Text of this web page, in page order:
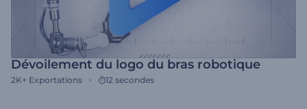
Dévoilement du logo du bras robotique
2K+ Exportations 12 secondes